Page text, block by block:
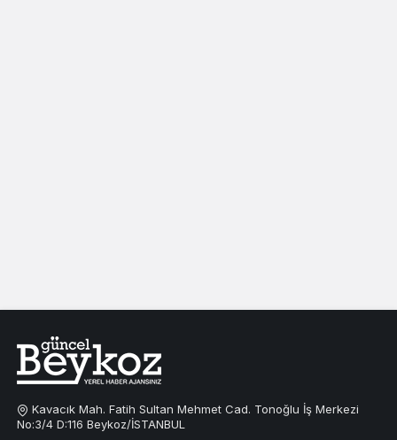
Kavacık Mah. Fatih Sultan Mehmet Cad. Tonoğlu İş Merkezi
No:3/4 D:116 Beykoz/İSTANBUL